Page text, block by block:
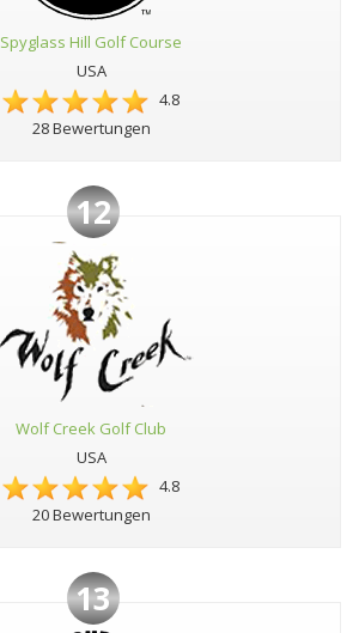
Spyglass Hill Golf Course
USA
4.8
28 Bewertungen
12
Wolf Creek Golf Club
USA
4.8
20 Bewertungen
13